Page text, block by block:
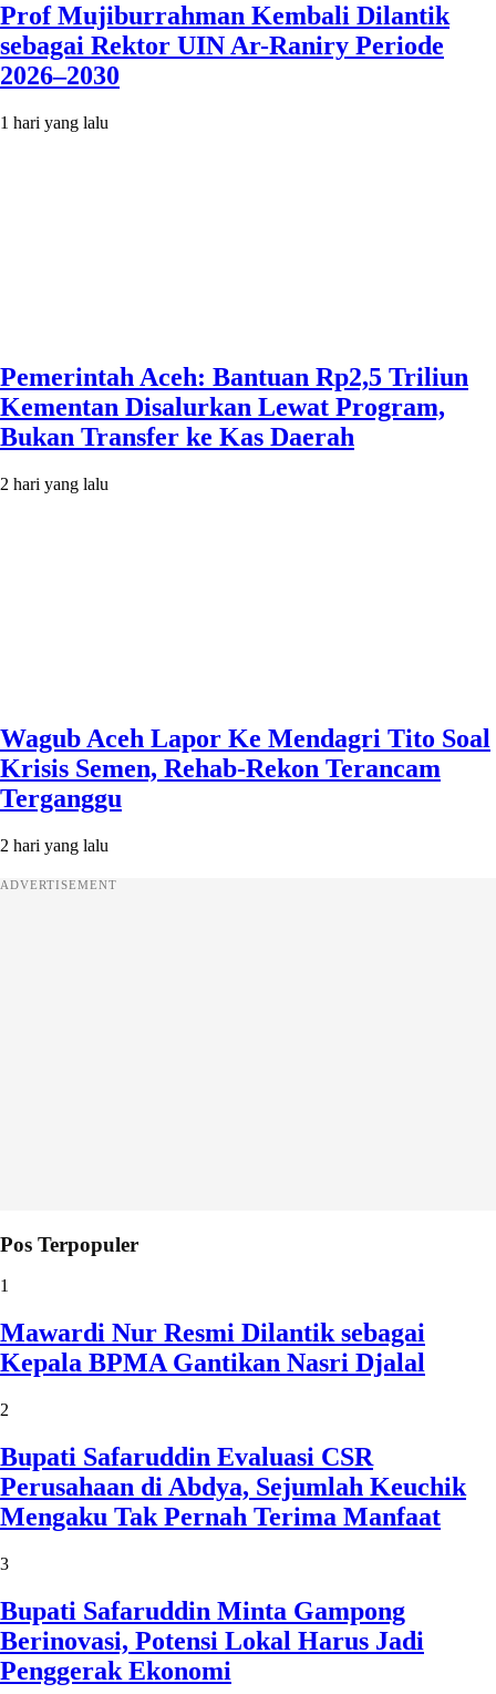
Prof Mujiburrahman Kembali Dilantik
sebagai Rektor UIN Ar-Raniry Periode
2026–2030
1 hari yang lalu
Pemerintah Aceh: Bantuan Rp2,5 Triliun
Kementan Disalurkan Lewat Program,
Bukan Transfer ke Kas Daerah
2 hari yang lalu
Wagub Aceh Lapor Ke Mendagri Tito Soal
Krisis Semen, Rehab-Rekon Terancam
Terganggu
2 hari yang lalu
ADVERTISEMENT
Pos Terpopuler
1
Mawardi Nur Resmi Dilantik sebagai
Kepala BPMA Gantikan Nasri Djalal
2
Bupati Safaruddin Evaluasi CSR
Perusahaan di Abdya, Sejumlah Keuchik
Mengaku Tak Pernah Terima Manfaat
3
Bupati Safaruddin Minta Gampong
Berinovasi, Potensi Lokal Harus Jadi
Penggerak Ekonomi